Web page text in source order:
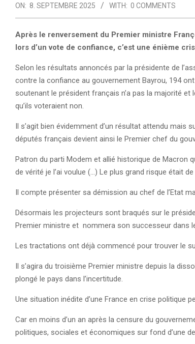
ON: 8. SEPTEMBRE 2025 WITH: 0 COMMENTS
Après le renversement du Premier ministre
lors d’un vote de confiance, c’est une énième
Selon les résultats annoncés par la présidente de
contre la confiance au gouvernement Bayrou, 194
soutenant le président français n’a pas la majorité et
qu’ils voteraient non.
Il s’agit bien évidemment d’un résultat attendu mais
députés français devient ainsi le Premier chef du
Patron du parti Modem et allié historique de Macron
de vérité je l’ai voulue (…) Le plus grand risque était
Il compte présenter sa démission au chef de l’Etat
Désormais les projecteurs sont braqués sur le
Premier ministre et nommera son successeur dans
Les tractations ont déjà commencé pour trouver le
Il s’agira du troisième Premier ministre depuis la
plongé le pays dans l’incertitude.
Une situation inédite d’une France en crise politique
Car en moins d’un an après la censure du
politiques, sociales et économiques sur fond d’une